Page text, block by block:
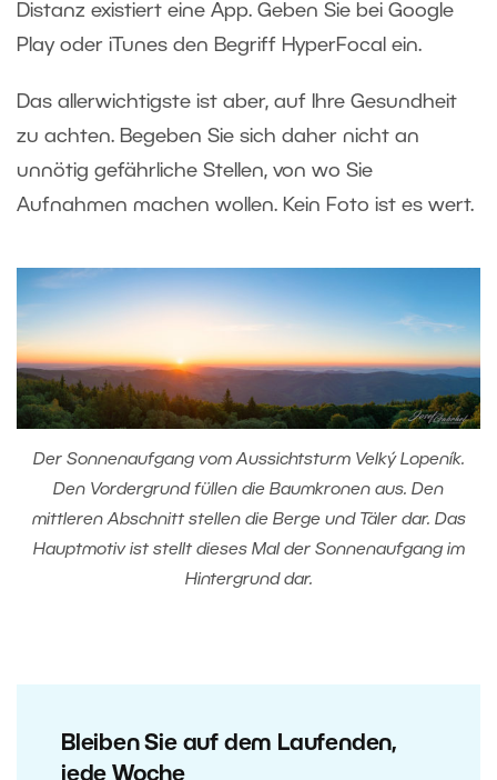
Distanz existiert eine App. Geben Sie bei Google
Play oder iTunes den Begriff HyperFocal ein.
Das allerwichtigste ist aber, auf Ihre Gesundheit
zu achten. Begeben Sie sich daher nicht an
unnötig gefährliche Stellen, von wo Sie
Aufnahmen machen wollen. Kein Foto ist es wert.
Der Sonnenaufgang vom Aussichtsturm Velký Lopeník.
Den Vordergrund füllen die Baumkronen aus. Den
mittleren Abschnitt stellen die Berge und Täler dar. Das
Hauptmotiv ist stellt dieses Mal der Sonnenaufgang im
Hintergrund dar.
Bleiben Sie auf dem Laufenden,
jede Woche